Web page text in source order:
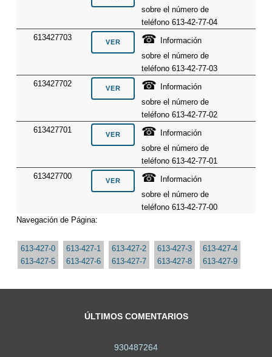
sobre el número de
teléfono 613-42-77-04
613427703
☎ Información
sobre el número de
teléfono 613-42-77-03
613427702
☎ Información
sobre el número de
teléfono 613-42-77-02
613427701
☎ Información
sobre el número de
teléfono 613-42-77-01
613427700
☎ Información
sobre el número de
teléfono 613-42-77-00
Navegación de Página:
613-427-0 613-427-1 613-427-2 613-427-3
613-427-4
613-427-5
613-427-6 613-427-7 613-427-8 613-427-9
ÚLTIMOS COMENTARIOS
930487264